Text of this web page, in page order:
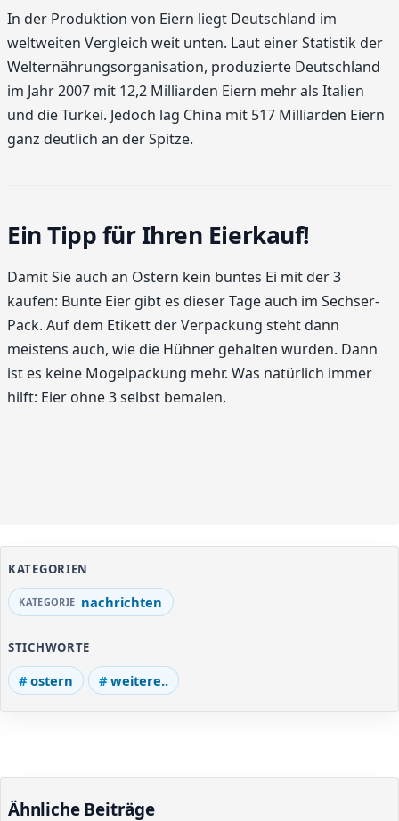
In der Produktion von Eiern liegt Deutschland im
weltweiten Vergleich weit unten. Laut einer Statistik der
Welternährungsorganisation, produzierte Deutschland
im Jahr 2007 mit 12,2 Milliarden Eiern mehr als Italien
und die Türkei. Jedoch lag China mit 517 Milliarden Eiern
ganz deutlich an der Spitze.
Ein Tipp für Ihren Eierkauf!
Damit Sie auch an Ostern kein buntes Ei mit der 3
kaufen: Bunte Eier gibt es dieser Tage auch im Sechser-
Pack. Auf dem Etikett der Verpackung steht dann
meistens auch, wie die Hühner gehalten wurden. Dann
ist es keine Mogelpackung mehr. Was natürlich immer
hilft: Eier ohne 3 selbst bemalen.
KATEGORIEN
nachrichten
STICHWORTE
ostern weitere..
Ähnliche Beiträge